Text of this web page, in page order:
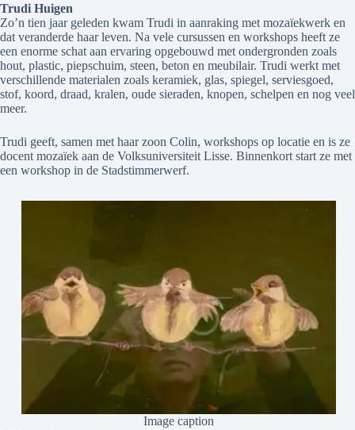
Trudi Huigen
Zo’n tien jaar geleden kwam Trudi in aanraking met mozaïekwerk en
dat veranderde haar leven. Na vele cursussen en workshops heeft ze
een enorme schat aan ervaring opgebouwd met ondergronden zoals
hout, plastic, piepschuim, steen, beton en meubilair. Trudi werkt met
verschillende materialen zoals keramiek, glas, spiegel, serviesgoed,
stof, koord, draad, kralen, oude sieraden, knopen, schelpen en nog veel
meer.
Trudi geeft, samen met haar zoon Colin, workshops op locatie en is ze
docent mozaïek aan de Volksuniversiteit Lisse. Binnenkort start ze met
een workshop in de Stadstimmerwerf.
Image caption